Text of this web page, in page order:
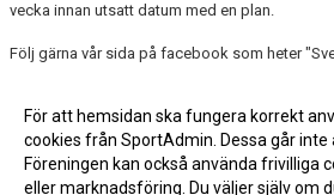
vecka innan utsatt datum med en plan.
Följ gärna vår sida på facebook som heter
Vi ses igen den 2:a juni!
För att hemsidan ska fungera korrekt
cookies från SportAdmin. Dessa går inte
Föreningen kan också använda frivilliga
eller marknadsföring. Du väljer själv om